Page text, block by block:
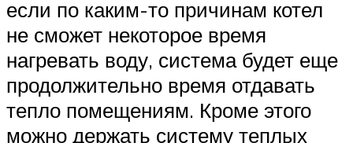
если по каким-то причинам котел
не сможет некоторое время
нагревать воду, система будет еще
продолжительно время отдавать
тепло помещениям. Кроме этого
можно держать систему теплых